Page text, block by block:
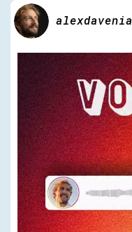
alexdavenia